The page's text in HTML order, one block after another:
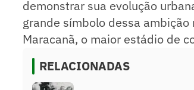
demonstrar sua evolução
grande símbolo dessa
Maracanã, o maior estádio de
RELACIONADAS